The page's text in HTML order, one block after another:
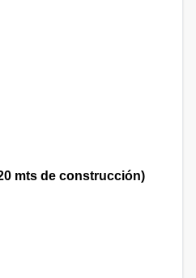
mts de construcción)